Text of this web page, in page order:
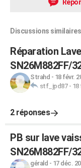
Discussions similaires
Réparation
SN26M882FF/
Strahd - 18 févr.
stf_jpd87- 18
2 réponses
PB sur lave
SN26M882FF/
gérald - 17 déc.